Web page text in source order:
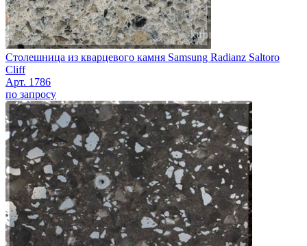
Столешница из кварцевого камня Samsung Radianz Saltoro
Cliff
Арт. 1786
по запросу